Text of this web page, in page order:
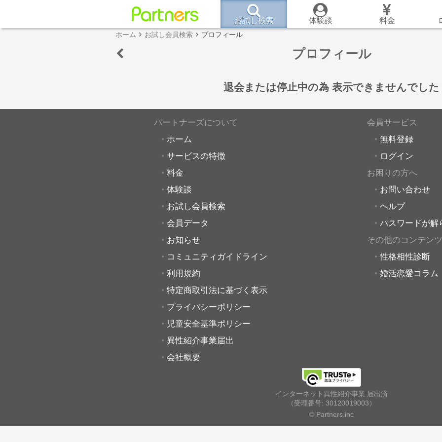
お試し検索 体験談 料金
ホーム お試し会員検索 プロフィール
プロフィール
退会または停止中の為 表示できませんでした
パートナーズについて
ホーム
サービスの特徴
料金
体験談
お試し会員検索
会員データ
お知らせ
コミュニティガイドライン
利用規約
特定商取引法に基づく表示
プライバシーポリシー
児童安全基準ポリシー
異性紹介事業届出
会社概要
会員サービス
無料登録
ログイン
お困りの方へ
お問い合わせ
ヘルプ
パスワードが解
その他のコンテンツ
性格相性診断
婚活恋愛コラム
インターネット異性紹介事業 届出済
（受理番号: 30120019003）
© Partners.inc